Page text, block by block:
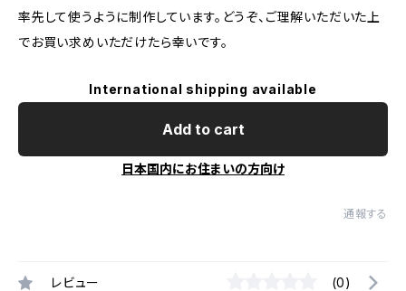
率先して使うように制作しています。どうぞ、ご理解いただいた上
でお買い求めいただけたら幸いです。
International shipping available
Add to cart
日本国内にお住まいの方向け
通報する
レビュー (0)